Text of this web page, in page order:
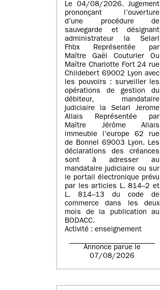
Le 04/08/2026. Jugement
prononçant l’ouverture
d’une procédure de
sauvegarde et désignant
administrateur la Selarl
Fhbx Représentée par
Maître Gaël Couturier Ou
Maître Charlotte Fort 24 rue
Childebert 69002 Lyon avec
les pouvoirs : surveiller les
opérations de gestion du
débiteur, mandataire
judiciaire la Selarl Jerome
Allais Représentée par
Maître Jérôme Allais
immeuble l’europe 62 rue
de Bonnel 69003 Lyon. Les
déclarations des créances
sont à adresser au
mandataire judiciaire ou sur
le portail électronique prévu
par les articles L. 814–2 et
L. 814–13 du code de
commerce dans les deux
mois de la publication au
BODACC.
Activité : enseignement
Annonce parue le
07/08/2026